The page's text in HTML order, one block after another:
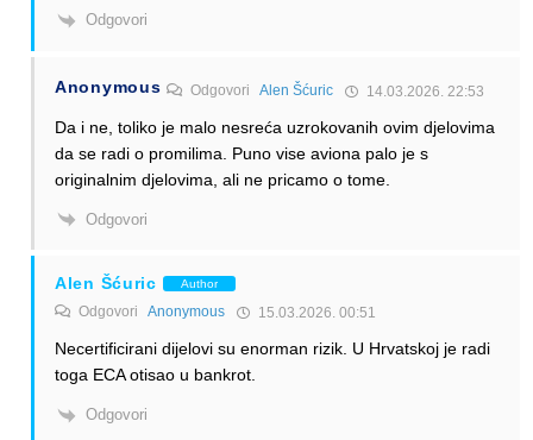
Odgovori
Anonymous OdgovoriAlen Šćuric 14.03.2026. 22:53
Da i ne, toliko je malo nesreća uzrokovanih ovim djelovima
da se radi o promilima. Puno vise aviona palo je s
originalnim djelovima, ali ne pricamo o tome.
Odgovori
Alen Šćuric Author
Odgovori Anonymous 15.03.2026. 00:51
Necertificirani dijelovi su enorman rizik. U Hrvatskoj je radi
toga ECA otisao u bankrot.
Odgovori